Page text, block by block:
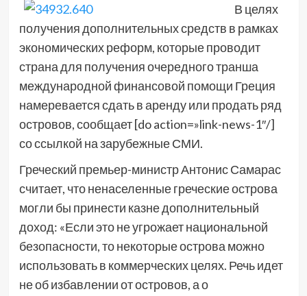
В целях
получения дополнительных средств в рамках
экономических реформ, которые проводит
страна для получения очередного транша
международной финансовой помощи Греция
намеревается сдать в аренду или продать ряд
островов, сообщает [do action=»link-news-1″/]
со ссылкой на зарубежные СМИ.
Греческий премьер-министр Антонис Самарас
считает, что ненаселенные греческие острова
могли бы принести казне дополнительный
доход: «Если это не угрожает национальной
безопасности, то некоторые острова можно
использовать в коммерческих целях. Речь идет
не об избавлении от островов, а о